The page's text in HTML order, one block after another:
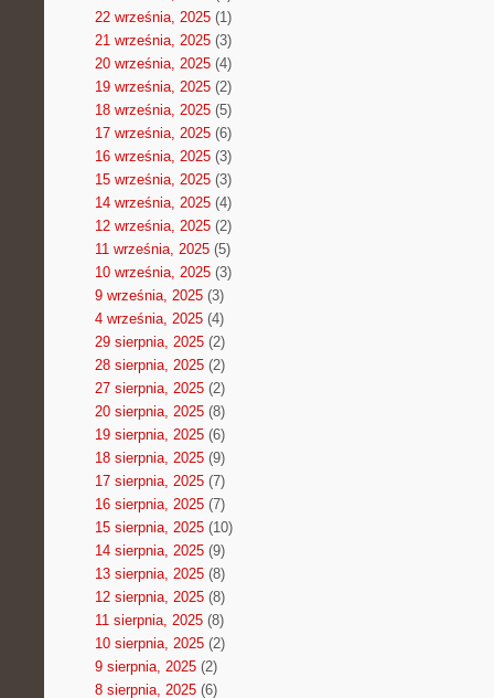
22 września, 2025(1)
21 września, 2025(3)
20 września, 2025(4)
19 września, 2025(2)
18 września, 2025(5)
17 września, 2025(6)
16 września, 2025(3)
15 września, 2025(3)
14 września, 2025(4)
12 września, 2025(2)
11 września, 2025(5)
10 września, 2025(3)
9 września, 2025(3)
4 września, 2025(4)
29 sierpnia, 2025(2)
28 sierpnia, 2025(2)
27 sierpnia, 2025(2)
20 sierpnia, 2025(8)
19 sierpnia, 2025(6)
18 sierpnia, 2025(9)
17 sierpnia, 2025(7)
16 sierpnia, 2025(7)
15 sierpnia, 2025(10)
14 sierpnia, 2025(9)
13 sierpnia, 2025(8)
12 sierpnia, 2025(8)
11 sierpnia, 2025(8)
10 sierpnia, 2025(2)
9 sierpnia, 2025(2)
8 sierpnia, 2025(6)